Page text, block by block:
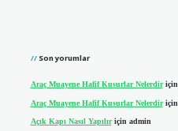
Son yorumlar
Araç Muayene Hafif Kusurlar Nelerdiriçin
Araç Muayene Hafif Kusurlar Nelerdiriçin
Açık Kapı Nasıl Yapılıriçin admin